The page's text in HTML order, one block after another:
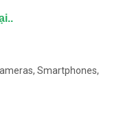
Smartphones,